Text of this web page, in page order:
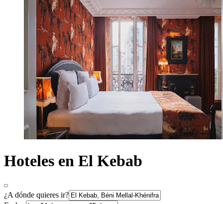
Hoteles en El Kebab
¿A dónde quieres ir?